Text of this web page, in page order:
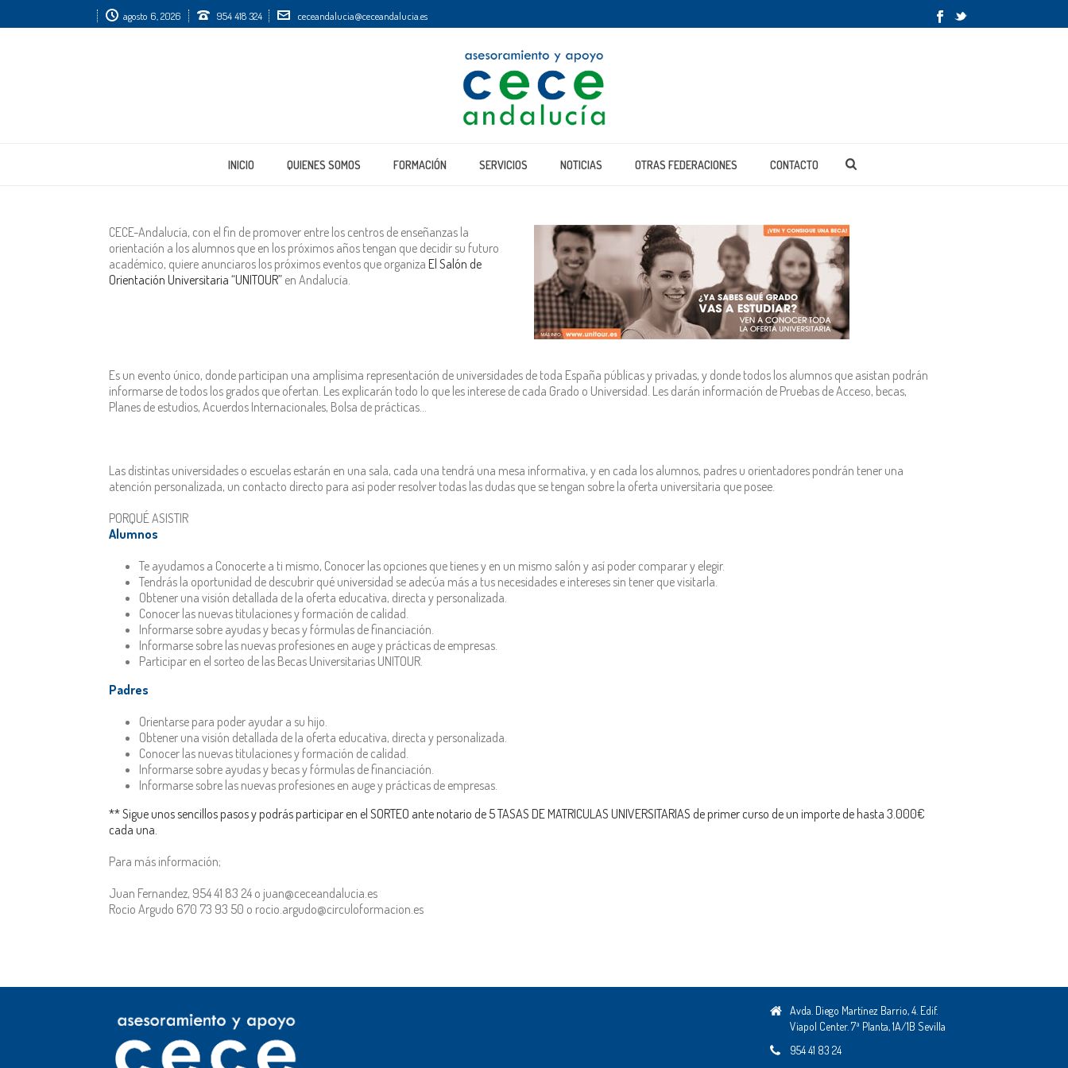
agosto 6, 2026 954 418 324 ceceandalucia@ceceandalucia.es
INICIO QUIENES SOMOS FORMACIÓN SERVICIOS NOTICIAS OTRAS FEDERACIONES CONTACTO
CECE-Andalucía, con el fin de promover entre los centros de enseñanzas la
orientación a los alumnos que en los próximos años tengan que decidir su futuro
académico, quiere anunciaros los próximos eventos que organiza El Salón de
Orientación Universitaria “UNITOUR” en Andalucía.
Es un evento único, donde participan una amplísima representación de universidades de toda España públicas y privadas, y donde todos los alumnos que asistan podrán
informarse de todos los grados que ofertan. Les explicarán todo lo que les interese de cada Grado o Universidad. Les darán información de Pruebas de Acceso, becas,
Planes de estudios, Acuerdos Internacionales, Bolsa de prácticas…
Las distintas universidades o escuelas estarán en una sala, cada una tendrá una mesa informativa, y en cada los alumnos, padres u orientadores pondrán tener una
atención personalizada, un contacto directo para así poder resolver todas las dudas que se tengan sobre la oferta universitaria que posee.
PORQUÉ ASISTIR
Alumnos
Te ayudamos a Conocerte a ti mismo, Conocer las opciones que tienes y en un mismo salón y así poder comparar y elegir.
Tendrás la oportunidad de descubrir qué universidad se adecúa más a tus necesidades e intereses sin tener que visitarla.
Obtener una visión detallada de la oferta educativa, directa y personalizada.
Conocer las nuevas titulaciones y formación de calidad.
Informarse sobre ayudas y becas y fórmulas de financiación.
Informarse sobre las nuevas profesiones en auge y prácticas de empresas.
Participar en el sorteo de las Becas Universitarias UNITOUR.
Padres
Orientarse para poder ayudar a su hijo.
Obtener una visión detallada de la oferta educativa, directa y personalizada.
Conocer las nuevas titulaciones y formación de calidad.
Informarse sobre ayudas y becas y fórmulas de financiación.
Informarse sobre las nuevas profesiones en auge y prácticas de empresas.
** Sigue unos sencillos pasos y podrás participar en el SORTEO ante notario de 5 TASAS DE MATRICULAS UNIVERSITARIAS de primer curso de un importe de hasta 3.000€
cada una.
Para más información;
Juan Fernandez, 954 41 83 24 o juan@ceceandalucia.es
Rocio Argudo 670 73 93 50 o rocio.argudo@circuloformacion.es
Avda. Diego Martínez Barrio, 4. Edif.
Viapol Center. 7ª Planta, 1A/1B Sevilla
954 41 83 24